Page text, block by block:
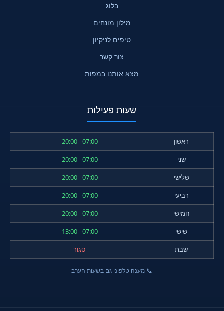
בלוג
מילון מונחים
טיפים לניקיון
צור קשר
מצא אותנו במפות
שעות פעילות
ראשון
07:00 - 20:00
שני
07:00 - 20:00
שלישי
07:00 - 20:00
רביעי
07:00 - 20:00
חמישי
07:00 - 20:00
שישי
07:00 - 13:00
שבת
סגור
📞 מענה טלפוני גם בשעות הערב